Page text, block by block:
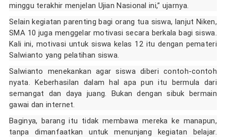
minggu terakhir menjelan Ujian Nasional ini,” ujarnya.
Selain kegiatan parenting bagi orang tua siswa, lanjut Niken,
SMA 10 juga menggelar motivasi secara berkala bagi siswa.
Kali ini, motivasi untuk siswa kelas 12 itu dengan pemateri
Salwianto yang pelatihan siswa.
Salwianto menekankan agar siswa diberi contoh-contoh
nyata. Keberhasilan dalam hal apa pun itu bermula dari
semangat dan daya juang. Bukan dengan sibuk bermain
gawai dan internet.
Baginya, barang itu tidak membawa mereka ke manapun,
tanpa dimanfaatkan untuk menunjang kegiatan belajar.